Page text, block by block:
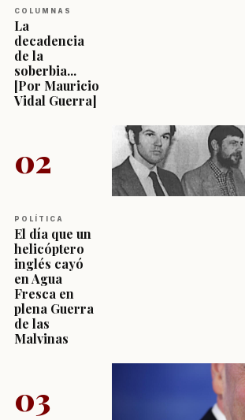
COLUMNAS
La
decadencia
de la
soberbia...
[Por Mauricio
Vidal Guerra]
02
POLÍTICA
El día que un
helicóptero
inglés cayó
en Agua
Fresca en
plena Guerra
de las
Malvinas
03